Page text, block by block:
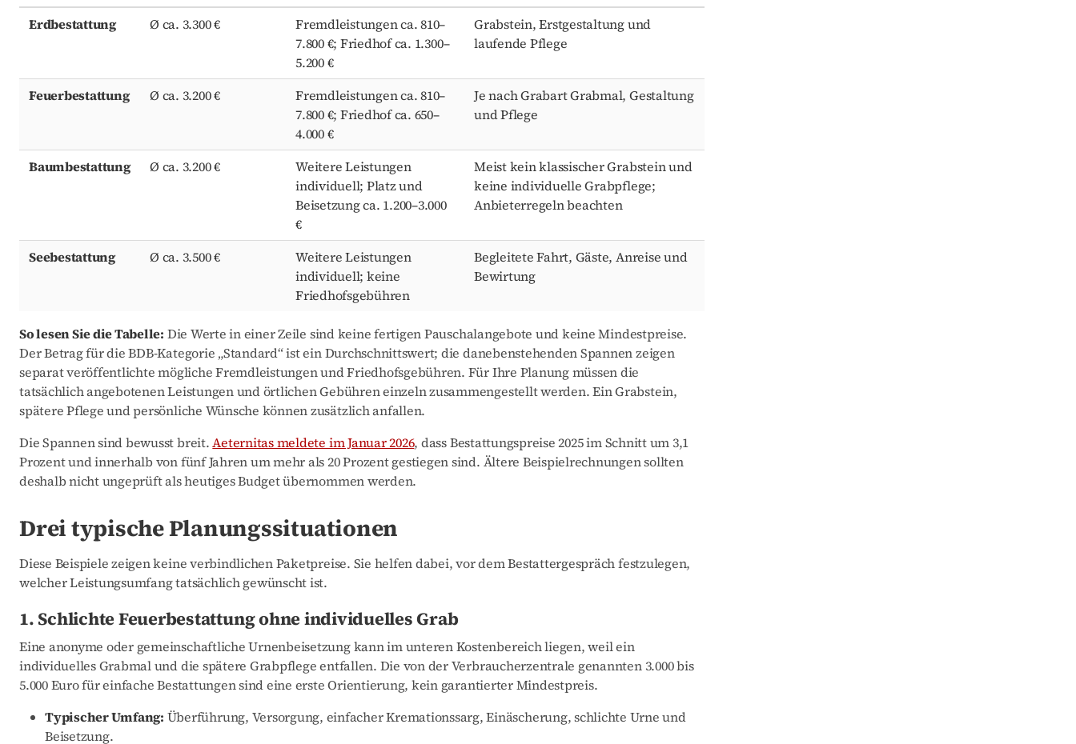
Erdbestattung Ø ca. 3.300 €
Fremdleistungen ca. 810–
7.800 €; Friedhof ca. 1.300–
5.200 €
Grabstein, Erstgestaltung und
laufende Pflege
Feuerbestattung Ø ca. 3.200 €
Fremdleistungen ca. 810–
7.800 €; Friedhof ca. 650–
4.000 €
Je nach Grabart Grabmal, Gestaltung
und Pflege
Baumbestattung Ø ca. 3.200 €
Weitere Leistungen
individuell; Platz und
Beisetzung ca. 1.200–3.000
€
Meist kein klassischer Grabstein und
keine individuelle Grabpflege;
Anbieterregeln beachten
Seebestattung Ø ca. 3.500 €
Weitere Leistungen
individuell; keine
Friedhofsgebühren
Begleitete Fahrt, Gäste, Anreise und
Bewirtung
So lesen Sie die Tabelle: Die Werte in einer Zeile sind keine fertigen Pauschalangebote und keine Mindestpreise.
Der Betrag für die BDB-Kategorie „Standard“ ist ein Durchschnittswert; die danebenstehenden Spannen zeigen
separat veröffentlichte mögliche Fremdleistungen und Friedhofsgebühren. Für Ihre Planung müssen die
tatsächlich angebotenen Leistungen und örtlichen Gebühren einzeln zusammengestellt werden. Ein Grabstein,
spätere Pflege und persönliche Wünsche können zusätzlich anfallen.
Die Spannen sind bewusst breit.Aeternitas meldete im Januar 2026, dass Bestattungspreise 2025 im Schnitt um 3,1
Prozent und innerhalb von fünf Jahren um mehr als 20 Prozent gestiegen sind. Ältere Beispielrechnungen sollten
deshalb nicht ungeprüft als heutiges Budget übernommen werden.
Drei typische Planungssituationen
Diese Beispiele zeigen keine verbindlichen Paketpreise. Sie helfen dabei, vor dem Bestattergespräch festzulegen,
welcher Leistungsumfang tatsächlich gewünscht ist.
1. Schlichte Feuerbestattung ohne individuelles Grab
Eine anonyme oder gemeinschaftliche Urnenbeisetzung kann im unteren Kostenbereich liegen, weil ein
individuelles Grabmal und die spätere Grabpflege entfallen. Die von der Verbraucherzentrale genannten 3.000 bis
5.000 Euro für einfache Bestattungen sind eine erste Orientierung, kein garantierter Mindestpreis.
Typischer Umfang: Überführung, Versorgung, einfacher Kremationssarg, Einäscherung, schlichte Urne und
Beisetzung.